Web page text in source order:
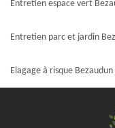
Entretien espace vert
Entretien parc et jardin
Elagage à risque Bezaudun